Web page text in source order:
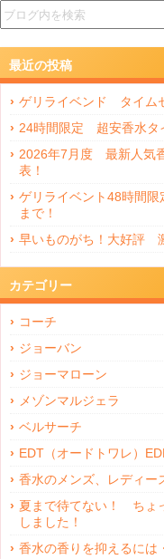
最近の投稿
ゲリライベンド タイム
24時間限定 超安香水タ
2026年7月度 最新人気
表！
ゲリライベント48時間
まで！
早いものがち！大好評
カテゴリー
コーチ
ジョーバン
ジョーマローン
メゾンマルジェラ
ベルサーチ
EDT（オードトワレ）
香水のメンズ、レディー
夏まで待てない！ ちょ
しました！
香水の香りを抑えるには